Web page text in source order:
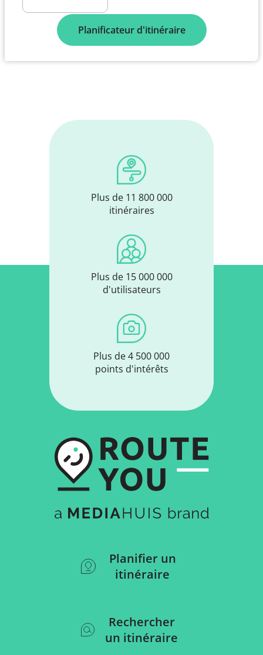
Planificateur d'itinéraire
Plus de 11 800 000
itinéraires
Plus de 15 000 000
d'utilisateurs
Plus de 4 500 000
points d'intérêts
Planifier un
itinéraire
Rechercher
un itinéraire